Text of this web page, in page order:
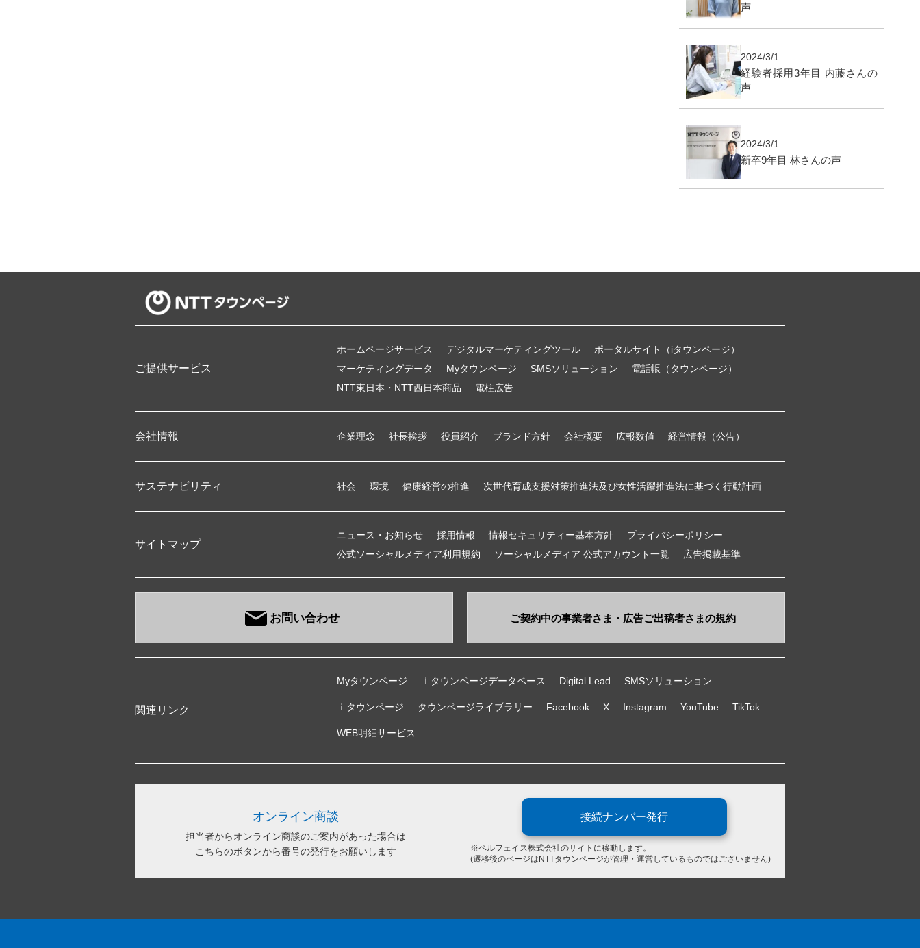
声
2024/3/1
経験者採用3年目 内藤さんの
声
2024/3/1
新卒9年目 林さんの声
ご提供サービス
ホームページサービス デジタルマーケティングツール
ポータルサイト（iタウンページ）
マーケティングデータ
Myタウンページ SMSソリューション
電話帳（タウンページ）
NTT東日本・NTT西日本商品
電柱広告
会社情報 企業理念 社長挨拶 役員紹介 ブランド方針 会社概要 広報数値 経営情報（公告）
サステナビリティ 社会 環境 健康経営の推進 次世代育成支援対策推進法及び女性活躍推進法に基づく行動計画
サイトマップ
ニュース・お知らせ 採用情報 情報セキュリティー基本方針
プライバシーポリシー
公式ソーシャルメディア利用規約
ソーシャルメディア 公式アカウント一覧 広告掲載基準
お問い合わせ ご契約中の事業者さま・​広告ご出稿者さまの規約
関連リンク
Myタウンページ ｉタウンページデータベース Digital Lead SMSソリューション
ｉタウンページ タウンページライブラリー Facebook X Instagram YouTube TikTok
WEB明細サービス
オンライン商談
担当者からオンライン商談のご案内があった場合は
こちらのボタンから番号の発行をお願いします
接続ナンバー発行
※ベルフェイス株式会社のサイトに移動します。
(遷移後のページはNTTタウンページが管理・運営しているものではございません)